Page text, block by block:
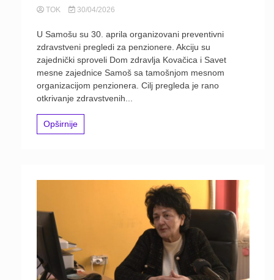
TOK 30/04/2026
U Samošu su 30. aprila organizovani preventivni
zdravstveni pregledi za penzionere. Akciju su
zajednički sproveli Dom zdravlja Kovačica i Savet
mesne zajednice Samoš sa tamošnjom mesnom
organizacijom penzionera. Cilj pregleda je rano
otkrivanje zdravstvenih...
Opširnije